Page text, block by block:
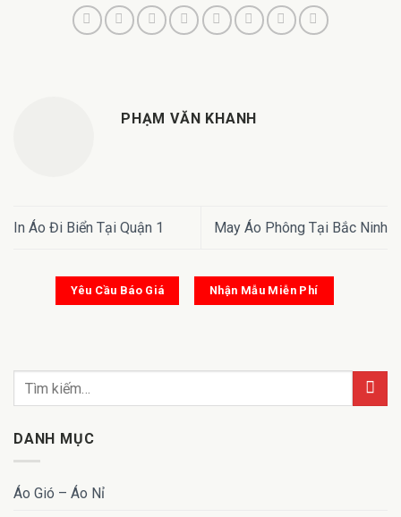
PHẠM VĂN KHANH
In Áo Đi Biển Tại Quận 1 May Áo Phông Tại Bắc Ninh
Yêu Cầu Báo Giá Nhận Mẫu Miễn Phí
DANH MỤC
Áo Gió – Áo Nỉ